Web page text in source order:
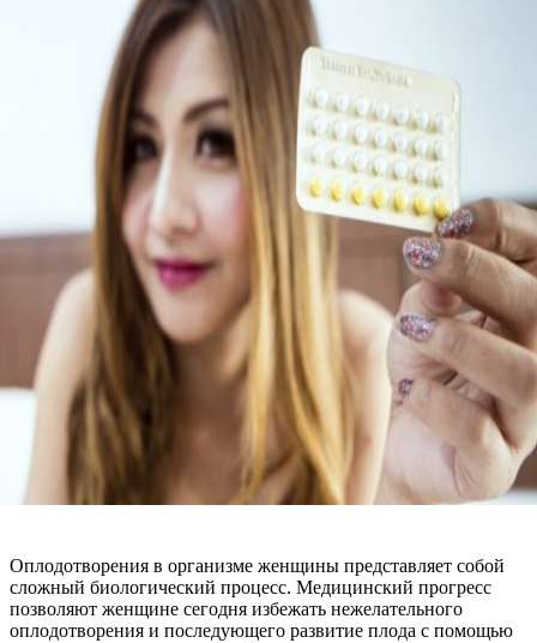
Оплодотворения в организме женщины представляет собой
сложный биологический процесс. Медицинский прогресс
позволяют женщине сегодня избежать нежелательного
оплодотворения и последующего развитие плода с помощью